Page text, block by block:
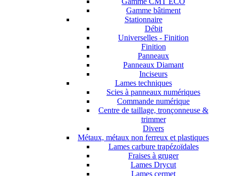
Gamme bâtiment
Stationnaire
Débit
Universelles - Finition
Finition
Panneaux
Panneaux Diamant
Inciseurs
Lames techniques
Scies à panneaux numériques
Commande numérique
Centre de taillage, tronçonneuse &
trimmer
Divers
Métaux, métaux non ferreux et plastiques
Lames carbure trapézoïdales
Fraises à gruger
Lames Drycut
Lames cermet